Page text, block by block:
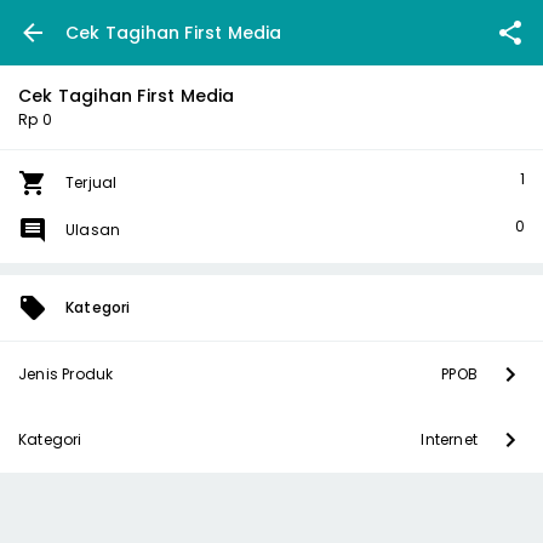
Cek Tagihan First Media
Cek Tagihan First Media
Rp 0
Terjual 1
Ulasan 0
Kategori
Jenis Produk PPOB
Kategori Internet